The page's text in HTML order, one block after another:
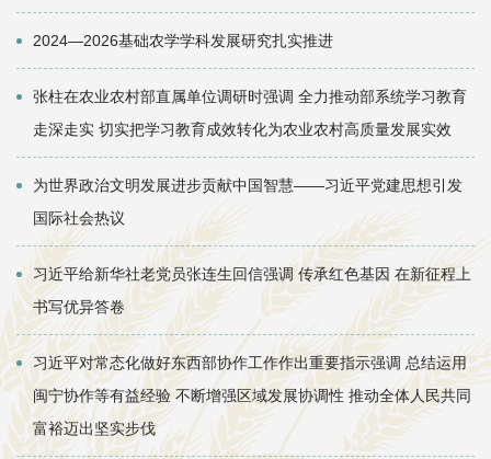
2024—2026基础农学学科发展研究扎实推进
张柱在农业农村部直属单位调研时强调 全力推动部系统学习教育
走深走实 切实把学习教育成效转化为农业农村高质量发展实效
为世界政治文明发展进步贡献中国智慧——习近平党建思想引发
国际社会热议
习近平给新华社老党员张连生回信强调 传承红色基因 在新征程上
书写优异答卷
习近平对常态化做好东西部协作工作作出重要指示强调 总结运用
闽宁协作等有益经验 不断增强区域发展协调性 推动全体人民共同
富裕迈出坚实步伐